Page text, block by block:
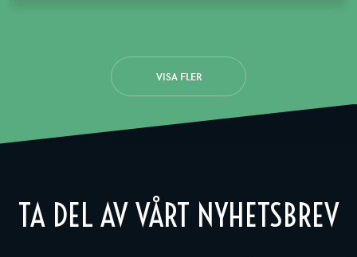
VISA FLER
TA DEL AV VÅRT NYHETSBREV